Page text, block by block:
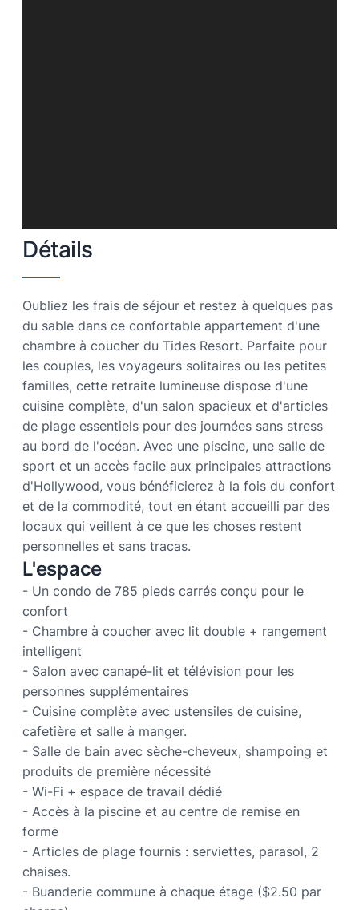
Détails
Oubliez les frais de séjour et restez à quelques pas
du sable dans ce confortable appartement d'une
chambre à coucher du Tides Resort. Parfaite pour
les couples, les voyageurs solitaires ou les petites
familles, cette retraite lumineuse dispose d'une
cuisine complète, d'un salon spacieux et d'articles
de plage essentiels pour des journées sans stress
au bord de l'océan. Avec une piscine, une salle de
sport et un accès facile aux principales attractions
d'Hollywood, vous bénéficierez à la fois du confort
et de la commodité, tout en étant accueilli par des
locaux qui veillent à ce que les choses restent
personnelles et sans tracas.
L'espace
- Un condo de 785 pieds carrés conçu pour le
confort
- Chambre à coucher avec lit double + rangement
intelligent
- Salon avec canapé-lit et télévision pour les
personnes supplémentaires
- Cuisine complète avec ustensiles de cuisine,
cafetière et salle à manger.
- Salle de bain avec sèche-cheveux, shampoing et
produits de première nécessité
- Wi-Fi + espace de travail dédié
- Accès à la piscine et au centre de remise en
forme
- Articles de plage fournis : serviettes, parasol, 2
chaises.
- Buanderie commune à chaque étage ($2.50 par